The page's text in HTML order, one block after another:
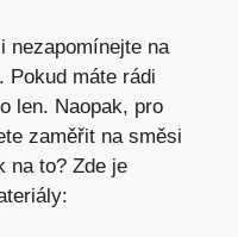
nezapomínejte na
Pokud máte rádi
len. Naopak, pro
zaměřit na směsi
na to? Zde je